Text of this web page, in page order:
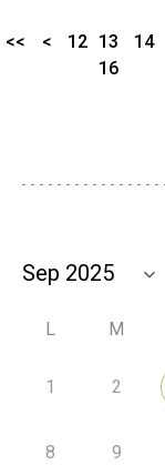
<< < 12 13 14
16
L M
1 2
8 9